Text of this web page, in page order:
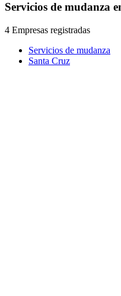
Servicios de mudanza
4 Empresas registradas
Servicios de mudanza
Santa Cruz